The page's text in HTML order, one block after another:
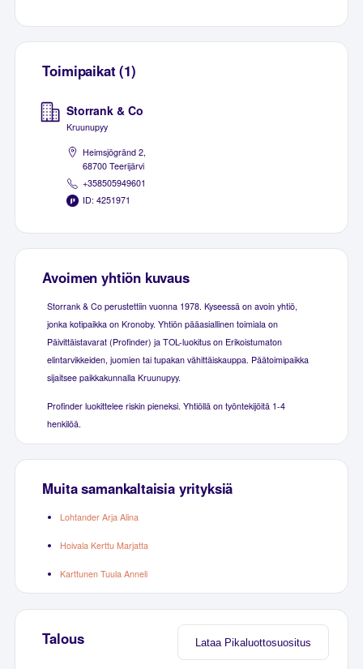
Toimipaikat (1)
Storrank & Co
Kruunupyy
Heimsjögränd 2,
68700 Teerijärvi
+358505949601
ID: 4251971
Avoimen yhtiön kuvaus
Storrank & Co perustettiin vuonna 1978. Kyseessä on avoin yhtiö,
jonka kotipaikka on Kronoby. Yhtiön pääasiallinen toimiala on
Päivittäistavarat (Profinder) ja TOL-luokitus on Erikoistumaton
elintarvikkeiden, juomien tai tupakan vähittäiskauppa. Päätoimipaikka
sijaitsee paikkakunnalla Kruunupyy.
Profinder luokittelee riskin pieneksi. Yhtiöllä on työntekijöitä 1-4
henkilöä.
Muita samankaltaisia yrityksiä
Lohtander Arja Alina
Hoivala Kerttu Marjatta
Karttunen Tuula Anneli
Lataa Pikaluottosuositus
Talous